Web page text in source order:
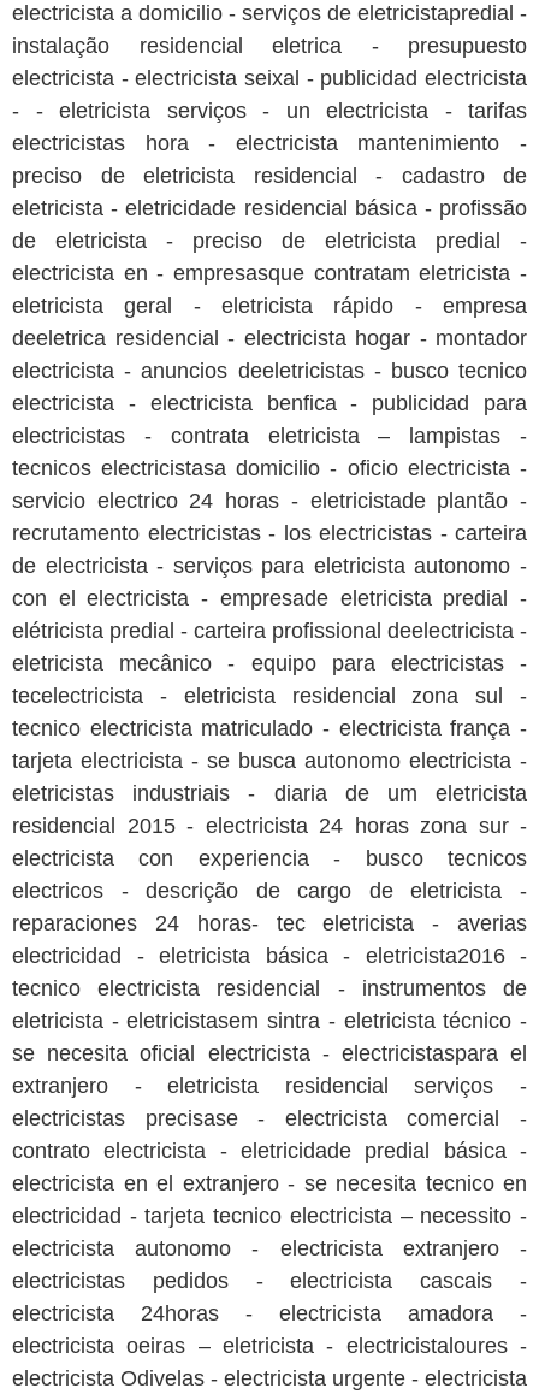
electricista a domicilio - serviços de eletricistapredial -
instalação residencial eletrica - presupuesto
electricista - electricista seixal - publicidad electricista
- - eletricista serviços - un electricista - tarifas
electricistas hora - electricista mantenimiento -
preciso de eletricista residencial - cadastro de
eletricista - eletricidade residencial básica - profissão
de eletricista - preciso de eletricista predial -
electricista en - empresasque contratam eletricista -
eletricista geral - eletricista rápido - empresa
deeletrica residencial - electricista hogar - montador
electricista - anuncios deeletricistas - busco tecnico
electricista - electricista benfica - publicidad para
electricistas - contrata eletricista – lampistas -
tecnicos electricistasa domicilio - oficio electricista -
servicio electrico 24 horas - eletricistade plantão -
recrutamento electricistas - los electricistas - carteira
de electricista - serviços para eletricista autonomo -
con el electricista - empresade eletricista predial -
elétricista predial - carteira profissional deelectricista -
eletricista mecânico - equipo para electricistas -
tecelectricista - eletricista residencial zona sul -
tecnico electricista matriculado - electricista frança -
tarjeta electricista - se busca autonomo electricista -
eletricistas industriais - diaria de um eletricista
residencial 2015 - electricista 24 horas zona sur -
electricista con experiencia - busco tecnicos
electricos - descrição de cargo de eletricista -
reparaciones 24 horas- tec eletricista - averias
electricidad - eletricista básica - eletricista2016 -
tecnico electricista residencial - instrumentos de
eletricista - eletricistasem sintra - eletricista técnico -
se necesita oficial electricista - electricistaspara el
extranjero - eletricista residencial serviços -
electricistas precisase - electricista comercial -
contrato electricista - eletricidade predial básica -
electricista en el extranjero - se necesita tecnico en
electricidad - tarjeta tecnico electricista – necessito -
electricista autonomo - electricista extranjero -
electricistas pedidos - electricista cascais -
electricista 24horas - electricista amadora -
electricista oeiras – eletricista - electricistaloures -
electricista Odivelas - electricista urgente - electricista